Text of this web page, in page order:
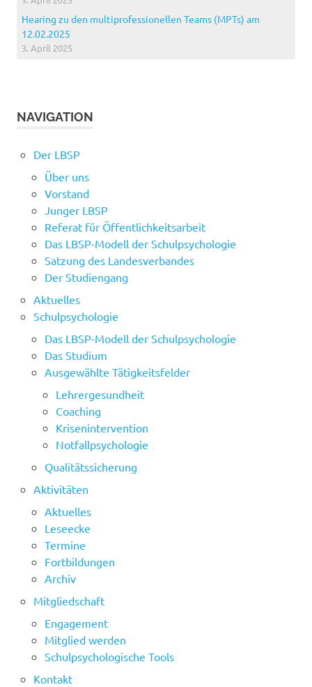
Hearing zu den multiprofessionellen Teams (MPTs) am
12.02.2025
3. April 2025
NAVIGATION
Der LBSP
Über uns
Vorstand
Junger LBSP
Referat für Öffentlichkeitsarbeit
Das LBSP-Modell der Schulpsychologie
Satzung des Landesverbandes
Der Studiengang
Aktuelles
Schulpsychologie
Das LBSP-Modell der Schulpsychologie
Das Studium
Ausgewählte Tätigkeitsfelder
Lehrergesundheit
Coaching
Krisenintervention
Notfallpsychologie
Qualitätssicherung
Aktivitäten
Aktuelles
Leseecke
Termine
Fortbildungen
Archiv
Mitgliedschaft
Engagement
Mitglied werden
Schulpsychologische Tools
Kontakt